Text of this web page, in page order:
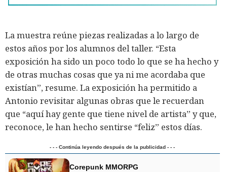
La muestra reúne piezas realizadas a lo largo de
estos años por los alumnos del taller. “Esta
exposición ha sido un poco todo lo que se ha hecho y
de otras muchas cosas que ya ni me acordaba que
existían”, resume. La exposición ha permitido a
Antonio revisitar algunas obras que le recuerdan
que “aquí hay gente que tiene nivel de artista” y que,
reconoce, le han hecho sentirse “feliz” estos días.
- - - Continúa leyendo después de la publicidad - - -
Corepunk MMORPG